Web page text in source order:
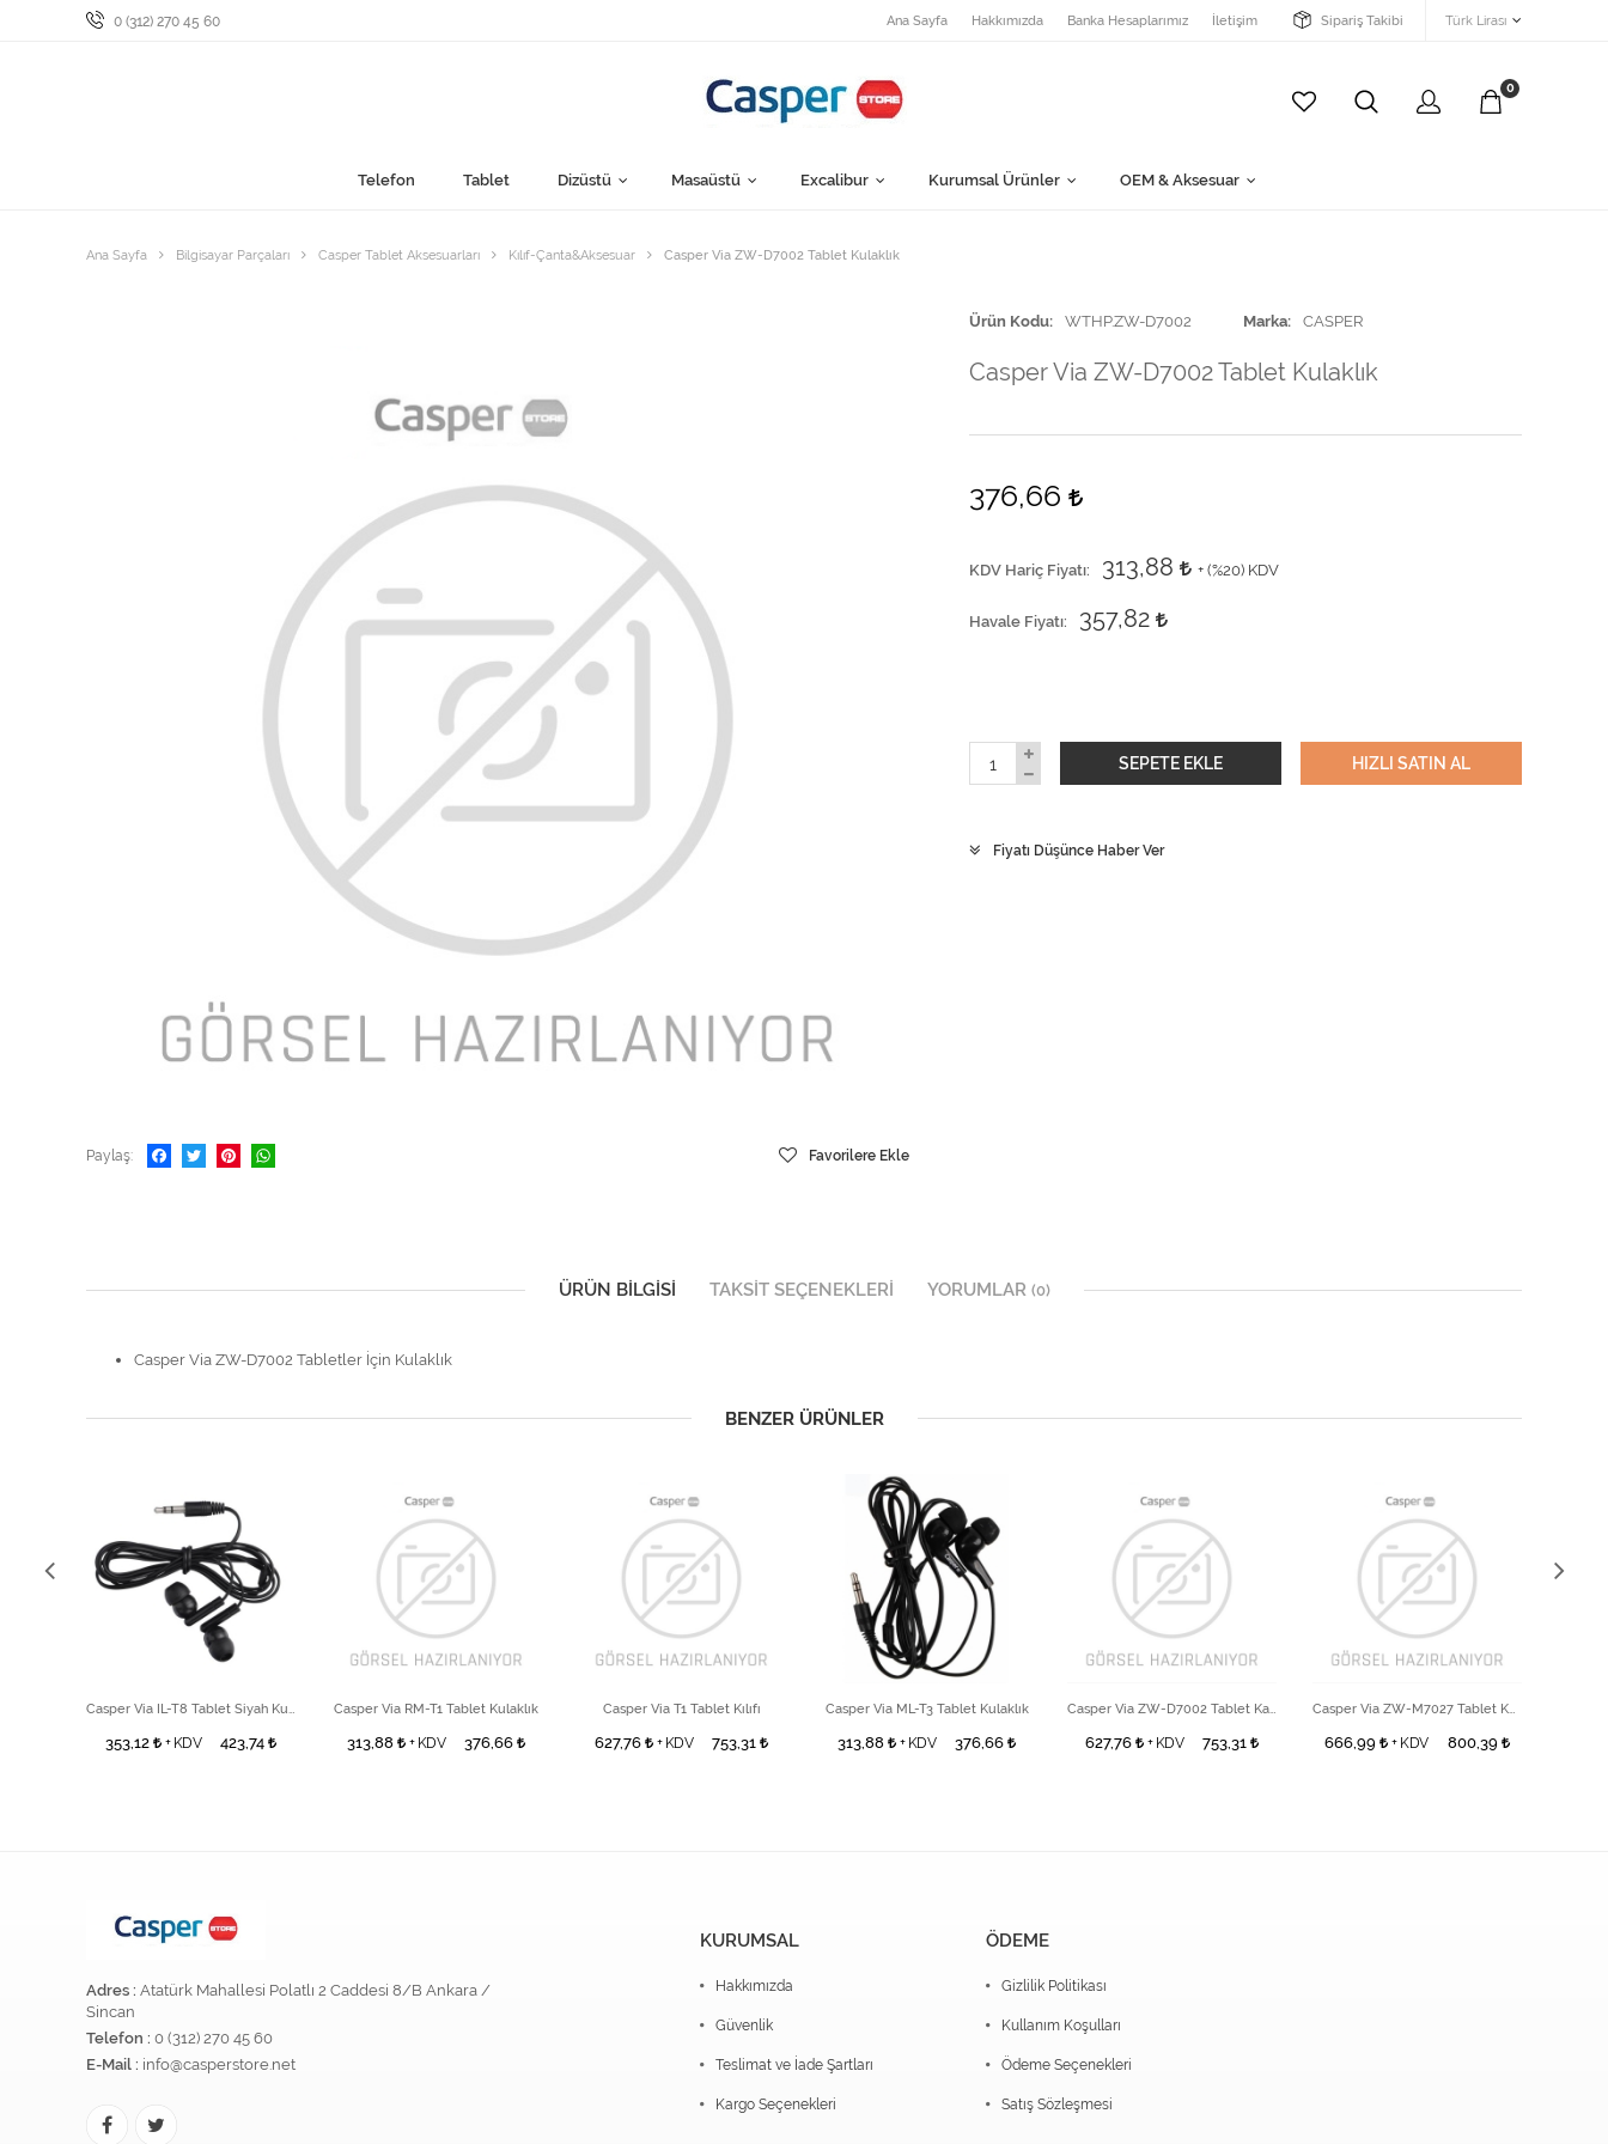
0 (312) 270 45 60 Türk Lirası
Ana Sayfa Hakkımızda Banka Hesaplarımız İletişim Sipariş Takibi
0
Telefon Tablet Dizüstü Masaüstü Excalibur Kurumsal Ürünler OEM & Aksesuar
Ana Sayfa Bilgisayar Parçaları Casper Tablet Aksesuarları Kılıf-Çanta&Aksesuar Casper Via ZW-D7002 Tablet Kulaklık
Paylaş Favorilere Ekle
Ürün Kodu WTHP.ZW-D7002 Marka CASPER
Casper Via ZW-D7002 Tablet Kulaklık
376,66
KDV Hariç Fiyatı 313,88 + (%20) KDV
Havale Fiyatı 357,82
SEPETE EKLE HIZLI SATIN AL
Fiyatı Düşünce Haber Ver
ÜRÜN BILGISI TAKSIT SEÇENEKLERI YORUMLAR (0)
Casper Via ZW-D7002 Tabletler İçin Kulaklık
BENZER ÜRÜNLER
353,12 + KDV 423,74
Casper Via RM-T1 Tablet Kulaklık
313,88 + KDV 376,66
Casper Via T1 Tablet Kılıfı
627,76 + KDV 753,31
Casper Via ML-T3 Tablet Kulaklık
313,88 + KDV 376,66 627,76 + KDV 753,31 666,99 + KDV 800,39
Adres : Atatürk Mahallesi Polatlı 2 Caddesi 8/B Ankara /
Sincan
Telefon : 0 (312) 270 45 60
E-Mail : info@casperstore.net
KURUMSAL
Hakkımızda
Güvenlik
Teslimat ve İade Şartları
Kargo Seçenekleri
ÖDEME
Gizlilik Politikası
Kullanım Koşulları
Ödeme Seçenekleri
Satış Sözleşmesi